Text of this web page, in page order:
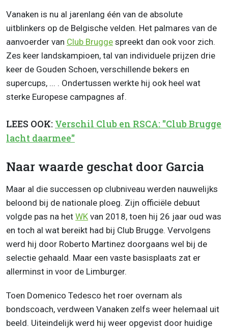
Vanaken is nu al jarenlang één van de absolute
uitblinkers op de Belgische velden. Het palmares van de
aanvoerder van Club Brugge spreekt dan ook voor zich.
Zes keer landskampioen, tal van individuele prijzen drie
keer de Gouden Schoen, verschillende bekers en
supercups, ... . Ondertussen werkte hij ook heel wat
sterke Europese campagnes af.
LEES OOK: Verschil Club en RSCA: "Club Brugge
lacht daarmee"
Naar waarde geschat door Garcia
Maar al die successen op clubniveau werden nauwelijks
beloond bij de nationale ploeg. Zijn officiële debuut
volgde pas na het WK van 2018, toen hij 26 jaar oud was
en toch al wat bereikt had bij Club Brugge. Vervolgens
werd hij door Roberto Martinez doorgaans wel bij de
selectie gehaald. Maar een vaste basisplaats zat er
allerminst in voor de Limburger.
Toen Domenico Tedesco het roer overnam als
bondscoach, verdween Vanaken zelfs weer helemaal uit
beeld. Uiteindelijk werd hij weer opgevist door huidige